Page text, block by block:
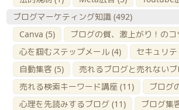
ブログマーケティング知識 (492)
Canva (5) ブログの質、激上がり！のコ
心を掴むステップメール (4) セキュリテ
自動集客 (5) 売れるブログと売れない
売れる検索キーワード講座 (11) ブログ
心理を先読みするブログ (11) ブログ集